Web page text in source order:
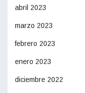
abril 2023
marzo 2023
febrero 2023
enero 2023
diciembre 2022